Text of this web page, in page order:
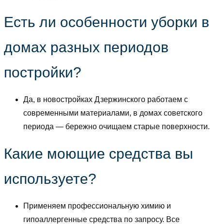
Есть ли особенности уборки в
домах разных периодов
постройки?
Да, в новостройках Дзержинского работаем с
современными материалами, в домах советского
периода — бережно очищаем старые поверхности.
Какие моющие средства вы
используете?
Применяем профессиональную химию и
гипоаллергенные средства по запросу. Все